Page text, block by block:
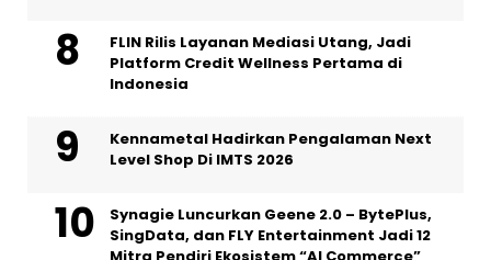
FLIN Rilis Layanan Mediasi Utang, Jadi
Platform Credit Wellness Pertama di
Indonesia
Kennametal Hadirkan Pengalaman Next
Level Shop Di IMTS 2026
Synagie Luncurkan Geene 2.0 – BytePlus,
SingData, dan FLY Entertainment Jadi 12